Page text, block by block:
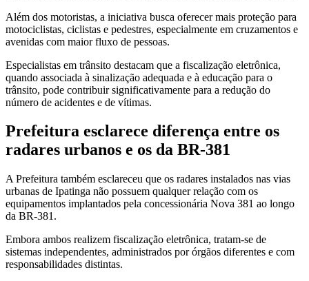
Além dos motoristas, a iniciativa busca oferecer mais proteção para
motociclistas, ciclistas e pedestres, especialmente em cruzamentos e
avenidas com maior fluxo de pessoas.
Especialistas em trânsito destacam que a fiscalização eletrônica,
quando associada à sinalização adequada e à educação para o
trânsito, pode contribuir significativamente para a redução do
número de acidentes e de vítimas.
Prefeitura esclarece diferença entre os
radares urbanos e os da BR-381
A Prefeitura também esclareceu que os radares instalados nas vias
urbanas de Ipatinga não possuem qualquer relação com os
equipamentos implantados pela concessionária Nova 381 ao longo
da BR-381.
Embora ambos realizem fiscalização eletrônica, tratam-se de
sistemas independentes, administrados por órgãos diferentes e com
responsabilidades distintas.